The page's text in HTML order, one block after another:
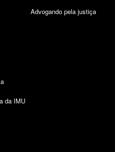
da IMU
Advogando pela justiça